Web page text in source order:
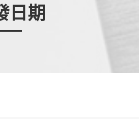
日期